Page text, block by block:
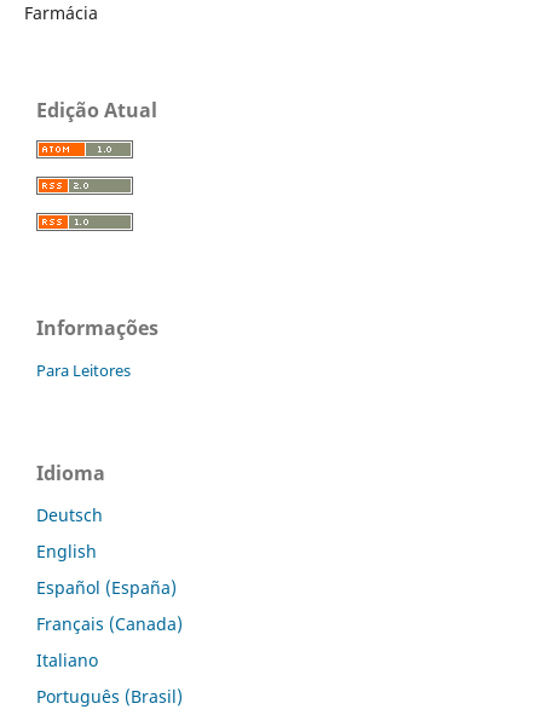
Farmácia
Edição Atual
Informações
Para Leitores
Idioma
Deutsch
English
Español (España)
Français (Canada)
Italiano
Português (Brasil)